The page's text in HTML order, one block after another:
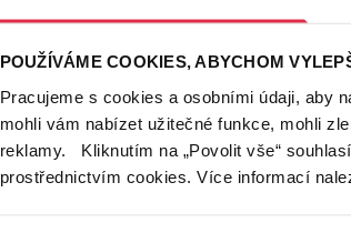
POUŽÍVÁME COOKIES, ABYCHOM
Pracujeme s cookies a osobními údaji, aby
mohli vám nabízet užitečné funkce, mohli
reklamy. Kliknutím na „Povolit vše“
prostřednictvím cookies. Více informací